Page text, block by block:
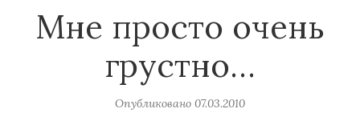
Мне просто очень
грустно…
Опубликовано 07.03.2010